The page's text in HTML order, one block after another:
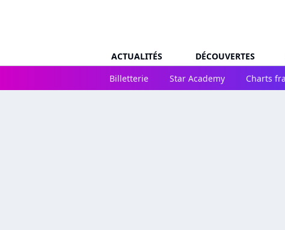
ACTUALITÉS DÉCOUVERTES
Billetterie
Star Academy Charts